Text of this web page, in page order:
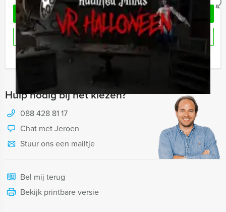
OFFERTE AANVRAGEN
RESERVEREN
Ik heb een vraag over dit uitje
Hulp nodig bij het kiezen?
088 428 81 17
Chat met Jeroen
Stuur ons een mailtje
Bel mij terug
Bekijk printbare versie